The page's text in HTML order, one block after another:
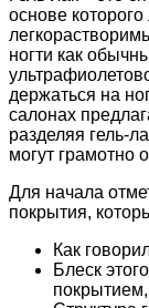
основе
ногти как
держаться на
салонах
разделяя гель-
могут грамотно
Для начала
покрытия,
Как
Блеск
покрытием,